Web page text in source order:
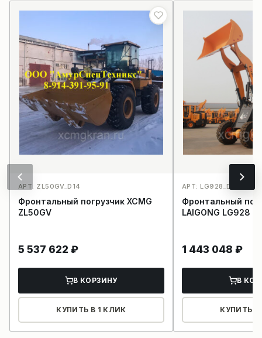
АРТ: ZL50GV_D14
Фронтальный погрузчик XCMG
ZL50GV
5 537 622 ₽
В КОРЗИНУ
КУПИТЬ В 1 КЛИК
АРТ: LG928_D1
Фронтальный
LAIGONG LG928
1 443 048 ₽
В
КУПИТЬ В